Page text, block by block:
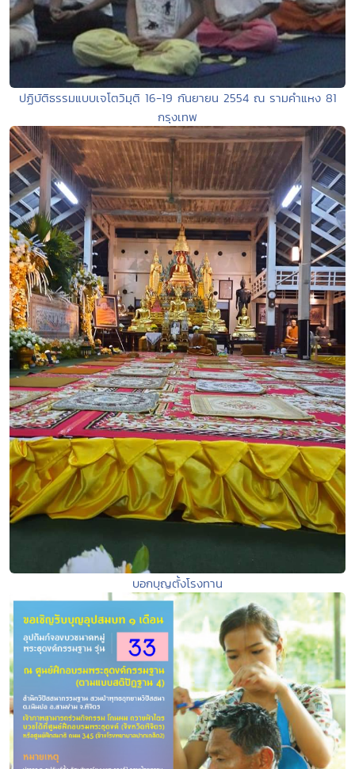
ปฏิบัติธรรมแบบเจโตวิมุติ 16-19 กันยายน 2554 ณ รามคำแหง 81
กรุงเทพ
บอกบุญตั้งโรงทาน